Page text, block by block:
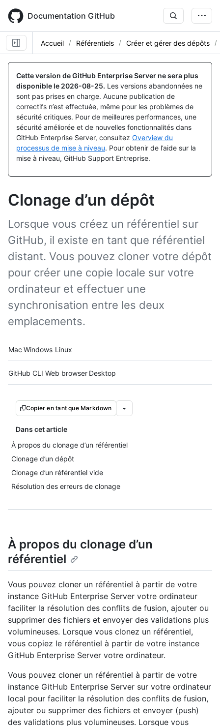
main
content
Documentation GitHub
Accueil Référentiels Créer et gérer des dépôts
Cette version de GitHub Enterprise Server ne sera plus
disponible le 2026-08-25. Les versions abandonnées ne
sont pas prises en charge. Aucune publication de
correctifs n’est effectuée, même pour les problèmes de
sécurité critiques. Pour de meilleures performances, une
sécurité améliorée et de nouvelles fonctionnalités dans
GitHub Enterprise Server, consultez Overview du
processus de mise à niveau. Pour obtenir de l’aide sur la
mise à niveau, GitHub Support Entreprise.
Clonage d’un dépôt
Lorsque vous créez un référentiel sur
GitHub, il existe en tant que référentiel
distant. Vous pouvez cloner votre dépôt
pour créer une copie locale sur votre
ordinateur et effectuer une
synchronisation entre les deux
emplacements.
Platform navigation
Mac Windows Linux
Tool navigation
GitHub CLI Web browser Desktop
Copier en tant que Markdown
Dans cet article
À propos du clonage d’un référentiel
Clonage d’un dépôt
Clonage d’un référentiel vide
Résolution des erreurs de clonage
À propos du clonage d’un
référentiel
Vous pouvez cloner un référentiel à partir de votre
instance GitHub Enterprise Server votre ordinateur
faciliter la résolution des conflits de fusion, ajouter ou
supprimer des fichiers et envoyer des validations plus
volumineuses. Lorsque vous clonez un référentiel,
vous copiez le référentiel à partir de votre instance
GitHub Enterprise Server votre ordinateur.
Vous pouvez cloner un référentiel à partir de votre
instance GitHub Enterprise Server sur votre ordinateur
local pour faciliter la résolution des conflits de fusion,
ajouter ou supprimer des fichiers et envoyer (push)
des validations plus volumineuses. Lorsque vous